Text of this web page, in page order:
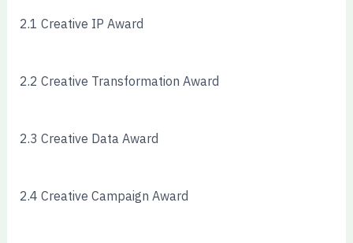
2.1 Creative IP Award
2.2 Creative Transformation Award
2.3 Creative Data Award
2.4 Creative Campaign Award